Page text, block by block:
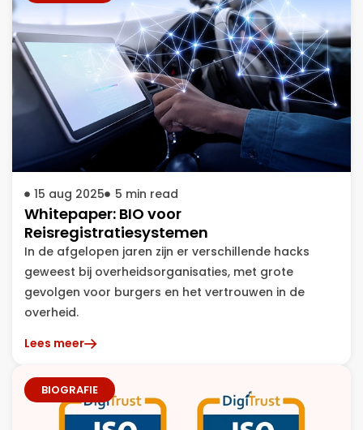
15 aug 2025 5 min read
Whitepaper: BIO voor
Reisregistratiesystemen
In de afgelopen jaren zijn er verschillende hacks
geweest bij overheidsorganisaties, met grote
gevolgen voor burgers en het vertrouwen in de
overheid.
Lees meer
BIOGRAFIE